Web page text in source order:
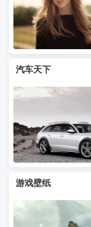
汽车天下
游戏壁纸